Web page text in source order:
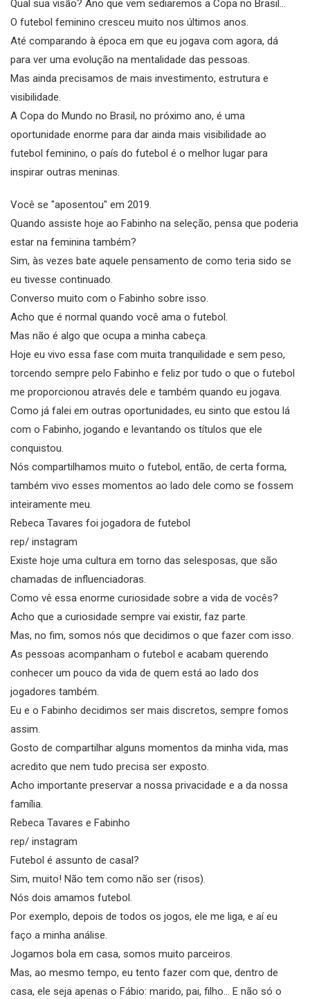
Qual sua visão? Ano que vem sediaremos a Copa no Brasil...
O futebol feminino cresceu muito nos últimos anos.
Até comparando à época em que eu jogava com agora, dá
para ver uma evolução na mentalidade das pessoas.
Mas ainda precisamos de mais investimento, estrutura e
visibilidade.
A Copa do Mundo no Brasil, no próximo ano, é uma
oportunidade enorme para dar ainda mais visibilidade ao
futebol feminino, o país do futebol é o melhor lugar para
inspirar outras meninas.
Você se "aposentou" em 2019.
Quando assiste hoje ao Fabinho na seleção, pensa que poderia
estar na feminina também?
Sim, às vezes bate aquele pensamento de como teria sido se
eu tivesse continuado.
Converso muito com o Fabinho sobre isso.
Acho que é normal quando você ama o futebol.
Mas não é algo que ocupa a minha cabeça.
Hoje eu vivo essa fase com muita tranquilidade e sem peso,
torcendo sempre pelo Fabinho e feliz por tudo o que o futebol
me proporcionou através dele e também quando eu jogava.
Como já falei em outras oportunidades, eu sinto que estou lá
com o Fabinho, jogando e levantando os títulos que ele
conquistou.
Nós compartilhamos muito o futebol, então, de certa forma,
também vivo esses momentos ao lado dele como se fossem
inteiramente meu.
Rebeca Tavares foi jogadora de futebol
rep/ instagram
Existe hoje uma cultura em torno das selesposas, que são
chamadas de influenciadoras.
Como vê essa enorme curiosidade sobre a vida de vocês?
Acho que a curiosidade sempre vai existir, faz parte.
Mas, no fim, somos nós que decidimos o que fazer com isso.
As pessoas acompanham o futebol e acabam querendo
conhecer um pouco da vida de quem está ao lado dos
jogadores também.
Eu e o Fabinho decidimos ser mais discretos, sempre fomos
assim.
Gosto de compartilhar alguns momentos da minha vida, mas
acredito que nem tudo precisa ser exposto.
Acho importante preservar a nossa privacidade e a da nossa
família.
Rebeca Tavares e Fabinho
rep/ instagram
Futebol é assunto de casal?
Sim, muito! Não tem como não ser (risos).
Nós dois amamos futebol.
Por exemplo, depois de todos os jogos, ele me liga, e aí eu
faço a minha análise.
Jogamos bola em casa, somos muito parceiros.
Mas, ao mesmo tempo, eu tento fazer com que, dentro de
casa, ele seja apenas o Fábio: marido, pai, filho… E não só o